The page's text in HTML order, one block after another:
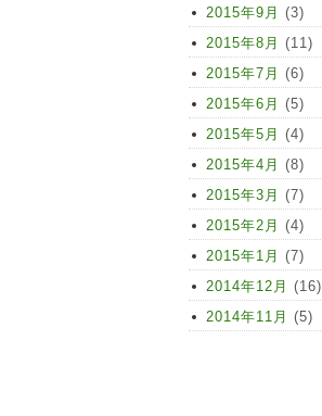
2015年9月 (3)
2015年8月 (11)
2015年7月 (6)
2015年6月 (5)
2015年5月 (4)
2015年4月 (8)
2015年3月 (7)
2015年2月 (4)
2015年1月 (7)
2014年12月 (16)
2014年11月 (5)